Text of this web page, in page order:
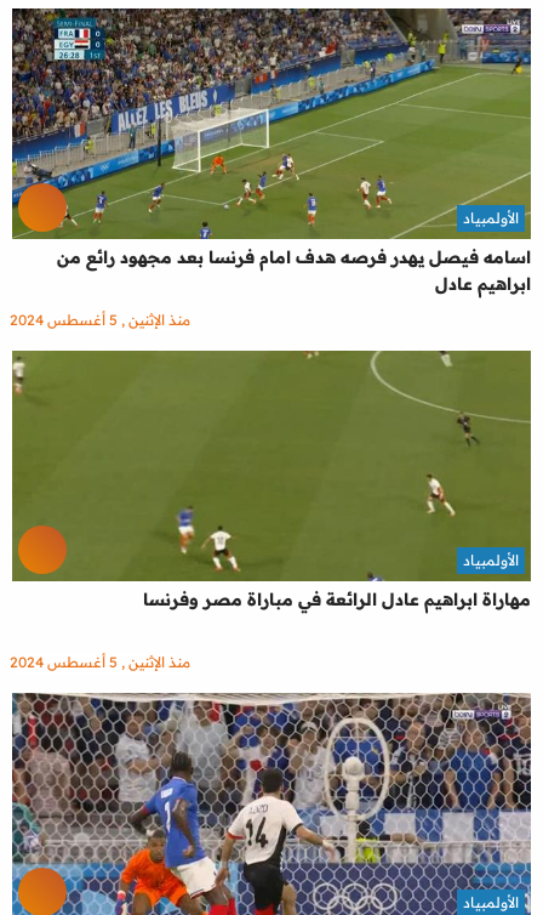
اسامه فيصل يهدر فرصه هدف امام فرنسا بعد مجهود رائع من
ابراهيم عادل
الأولمبياد
منذ الإثنين , 5 أغسطس 2024
مهاراة ابراهيم عادل الرائعة في مباراة مصر وفرنسا
الأولمبياد
منذ الإثنين , 5 أغسطس 2024
الأولمبياد